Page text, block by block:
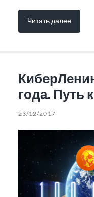
Читать далее
года. Путь
23/12/2017